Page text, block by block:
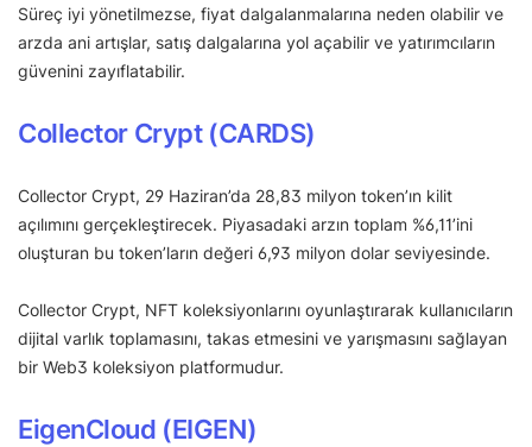
Süreç iyi yönetilmezse, fiyat dalgalanmalarına neden olabilir ve
arzda ani artışlar, satış dalgalarına yol açabilir ve yatırımcıların
güvenini zayıflatabilir.
Collector Crypt (CARDS)
Collector Crypt, 29 Haziran’da 28,83 milyon token’ın kilit
açılımını gerçekleştirecek. Piyasadaki arzın toplam %6,11’ini
oluşturan bu token’ların değeri 6,93 milyon dolar seviyesinde.
Collector Crypt, NFT koleksiyonlarını oyunlaştırarak kullanıcıların
dijital varlık toplamasını, takas etmesini ve yarışmasını sağlayan
bir Web3 koleksiyon platformudur.
EigenCloud (EIGEN)